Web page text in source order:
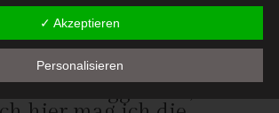
neuer Arbeitsplatz ist
sind unter Umständen nicht alle
Internetseite vollumfänglich nutzbar.
allgemeinen Daten und
✓ Akzeptieren
Personalisieren